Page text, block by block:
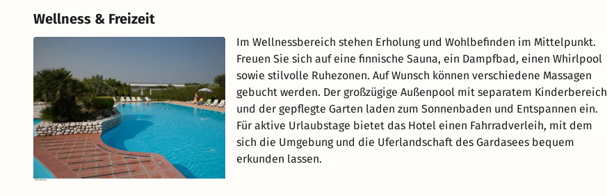
Wellness & Freizeit
Im Wellnessbereich stehen Erholung und Wohlbefinden im Mittelpunkt.
Freuen Sie sich auf eine finnische Sauna, ein Dampfbad, einen Whirlpool
sowie stilvolle Ruhezonen. Auf Wunsch können verschiedene Massagen
gebucht werden. Der großzügige Außenpool mit separatem Kinderbereich
und der gepflegte Garten laden zum Sonnenbaden und Entspannen ein.
Für aktive Urlaubstage bietet das Hotel einen Fahrradverleih, mit dem
sich die Umgebung und die Uferlandschaft des Gardasees bequem
erkunden lassen.